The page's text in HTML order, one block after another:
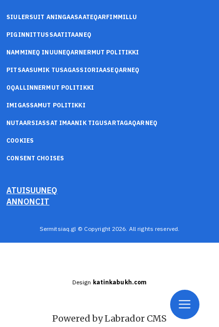
SIULERSUIT ANINGAASAATEQARFIMMILLU
PIGINNITTUSSAATITAANEQ
NAMMINEQ INUUNEQARNERMUT POLITIKKI
PITSAASUMIK TUSAGASSIORIAASEQARNEQ
OQALLINNERMUT POLITIKKI
IMIGASSAMUT POLITIKKI
NUTAARSIASSAT IMAANIK TIGUSARTAGAQARNEQ
COOKIES
CONSENT CHOISES
ATUISUUNEQ
ANNONCIT
Sermitsiaq.gl © Copyright 2026. All rights reserved.
Design katinkabukh.com
Powered by Labrador CMS